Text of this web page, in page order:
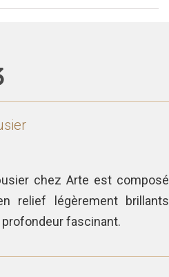
chez Arte est composé
relief légèrement brillants
fascinant.